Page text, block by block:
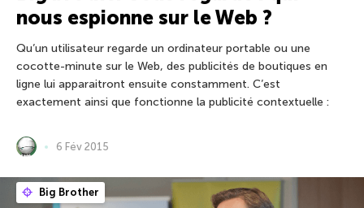
nous espionne sur le Web ?
Qu’un utilisateur regarde un ordinateur portable ou une
cocotte-minute sur le Web, des publicités de boutiques en
ligne lui apparaitront ensuite constamment. C’est
exactement ainsi que fonctionne la publicité contextuelle :
6 Fév 2015
Big Brother